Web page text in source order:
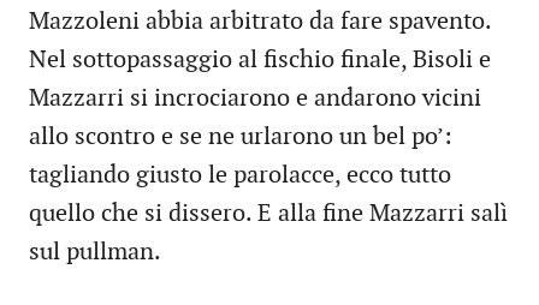
Mazzoleni abbia arbitrato da fare spavento.
Nel sottopassaggio al fischio finale, Bisoli e
Mazzarri si incrociarono e andarono vicini
allo scontro e se ne urlarono un bel po’:
tagliando giusto le parolacce, ecco tutto
quello che si dissero. E alla fine Mazzarri salì
sul pullman.